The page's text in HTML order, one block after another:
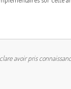
avoir pris